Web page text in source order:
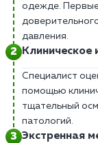
одежде.
давления.
Клиническое
Специалист
помощью
тщательный
патологий.
Экстренная